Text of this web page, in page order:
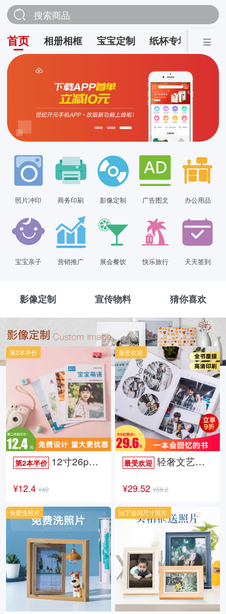
搜索商品
首页 相册相框 宝宝定制 纸杯专场 营销
照片冲印 商务印刷 影像定制 广告图文 办公用品
宝宝亲子 营销推广 展会餐饮 快乐旅行 天天签到
影像定制 宣传物料 猜你喜欢
第2本半价 12寸26p时尚杂志册
¥12.4 ¥42
第2本半价
最受欢迎 轻奢文艺照片书
¥29.52 ¥58.2
最受欢迎
免费洗照片 拍下送同尺寸照片